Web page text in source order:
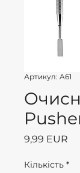
Артикул: A61
9,99 EUR
Кількість *